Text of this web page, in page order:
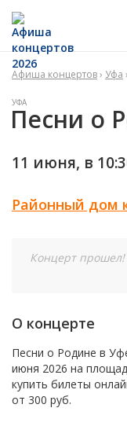
Афиша концертов› Уфа
УФА
Песни о
11 июня, в
Районный дом
Концерт
О концерте
Песни о Родине в
июня 2026 на
купить билеты
от 300 руб.